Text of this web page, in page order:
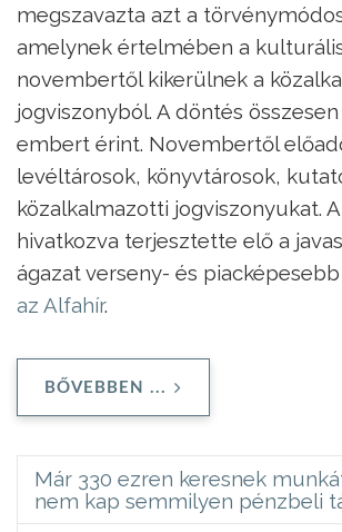
megszavazta azt a
amelynek értelmében a
novembertől kikerülnek a
jogviszonyból. A döntés
embert érint. Novembertől
levéltárosok, könyvtárosok,
közalkalmazotti jogviszonyukat.
hivatkozva terjesztette elő a
ágazat verseny- és
az Alfahír.
BŐVEBBEN ...
Már 330 ezren keresnek
nem kap semmilyen pénzbeli